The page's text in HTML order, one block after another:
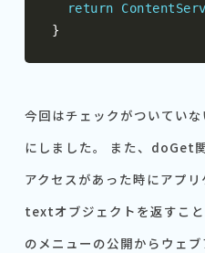
return
}
今回はチェックがついてい
にしました。 また、doGet
アクセスがあった時にアプ
textオブジェクトを返すこ
のメニューの公開からウェ